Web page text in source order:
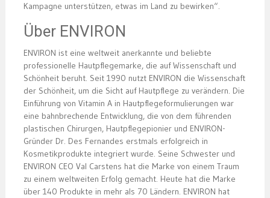
Kampagne unterstützen, etwas im Land zu bewirken“.
Über ENVIRON
ENVIRON ist eine weltweit anerkannte und beliebte
professionelle Hautpflegemarke, die auf Wissenschaft und
Schönheit beruht. Seit 1990 nutzt ENVIRON die Wissenschaft
der Schönheit, um die Sicht auf Hautpflege zu verändern. Die
Einführung von Vitamin A in Hautpflegeformulierungen war
eine bahnbrechende Entwicklung, die von dem führenden
plastischen Chirurgen, Hautpflegepionier und ENVIRON-
Gründer Dr. Des Fernandes erstmals erfolgreich in
Kosmetikprodukte integriert wurde. Seine Schwester und
ENVIRON CEO Val Carstens hat die Marke von einem Traum
zu einem weltweiten Erfolg gemacht. Heute hat die Marke
über 140 Produkte in mehr als 70 Ländern. ENVIRON hat